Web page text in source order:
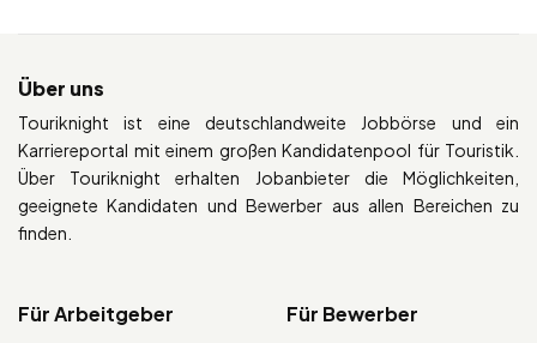
Über uns
Touriknight ist eine deutschlandweite Jobbörse und ein
Karriereportal mit einem großen Kandidatenpool für Touristik.
Über Touriknight erhalten Jobanbieter die Möglichkeiten,
geeignete Kandidaten und Bewerber aus allen Bereichen zu
finden.
Für Arbeitgeber Für Bewerber